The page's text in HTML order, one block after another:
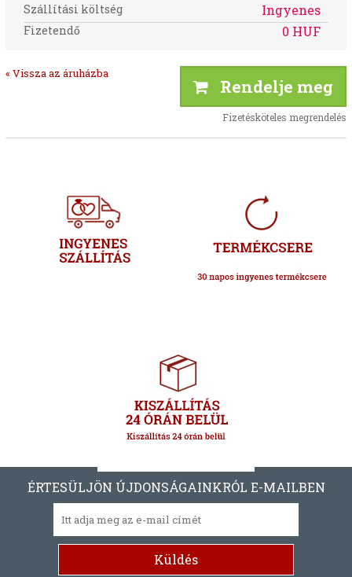
Szállítási költség Ingyenes
Fizetendő 0 HUF
« Vissza az áruházba
Rendelje meg
Fizetésköteles megrendelés
ÉRTESÜLJÖN ÚJDONSÁGAINKRÓL E-MAILBEN